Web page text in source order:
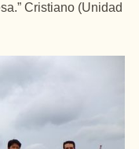
Cristiano (Unidad